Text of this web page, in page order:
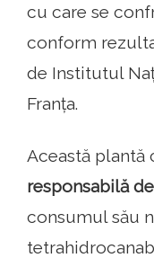
cu care se
conform
de Institutul
Franța.
Această plantă
responsabilă
consumul său